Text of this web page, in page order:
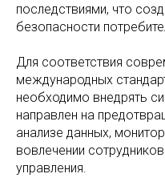
последствиями, что
безопасности
Для соответствия
международных
необходимо внедрять
направлен на
анализе данных,
вовлечении
управления.